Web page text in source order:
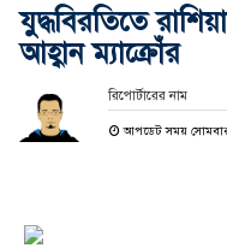
যুদ্ধবিরতিতে
আহ্বান ম্যাক্রোঁর
রিপোর্টারের নাম
আপডেট সময়